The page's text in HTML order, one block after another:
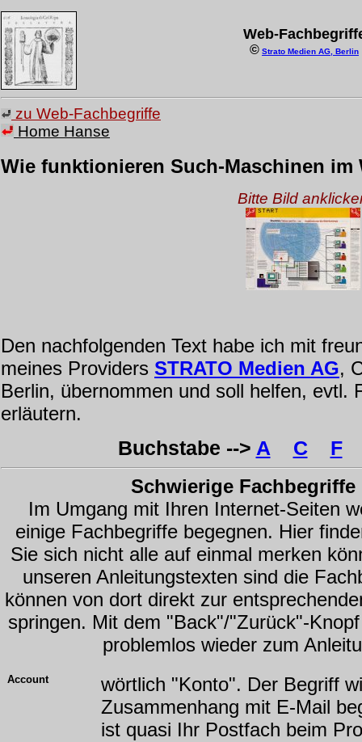
Web-
© Strato Medien AG, Berlin
zu Web-Fachbegriffe
Home Hanse
Wie funktionieren Such-Maschinen im
Bitte Bild
Den nachfolgenden Text habe ich mit
meines Providers STRATO Medien AG,
Berlin, übernommen und soll helfen, evtl.
erläutern.
Buchstabe --> A C F
Schwierige
Im Umgang mit Ihren Internet-Seiten
einige Fachbegriffe begegnen. Hier
Sie sich nicht alle auf einmal merken
unseren Anleitungstexten sind die
können von dort direkt zur
springen. Mit dem "Back"/"Zurück"-
problemlos wieder zum
Account
wörtlich "Konto". Der Begriff
Zusammenhang mit E-Mail
ist quasi Ihr Postfach beim